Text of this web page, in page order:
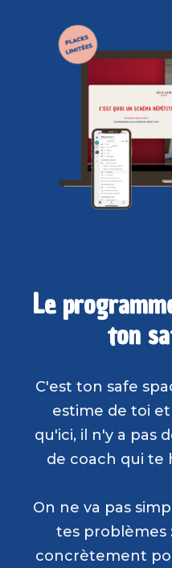
Le
ton
C'est ton safe
estime de toi
qu'ici, il n'y a pas
de coach qui te
On ne va pas
tes problèmes
concrètement